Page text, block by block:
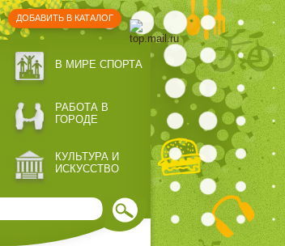
ДОБАВИТЬ В КАТАЛОГ
В МИРЕ СПОРТА
РАБОТА В
ГОРОДЕ
КУЛЬТУРА И
ИСКУССТВО